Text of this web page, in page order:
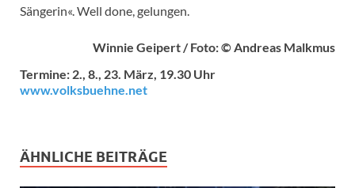
Sängerin«. Well done, gelungen.
Winnie Geipert / Foto: © Andreas Malkmus
Termine: 2., 8., 23. März, 19.30 Uhr
www.volksbuehne.net
ÄHNLICHE BEITRÄGE